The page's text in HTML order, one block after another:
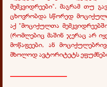
მემკვიდრეები". მაგრამ თუ
ცხოვრობდა სწორედ
აქ "მოციქულთა
(რომლებიც მაშინ ჯერაც არ
მოწაფეები, ან
მხოლოდ ავტორიტეტს